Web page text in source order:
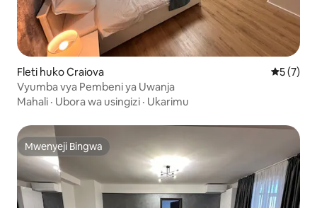
Fleti huko Craiova
5 (7)
Vyumba vya Pembeni ya Uwanja
Mahali · Ubora wa usingizi · Ukarimu
Mwenyeji Bingwa
Mwenyeji Bingwa